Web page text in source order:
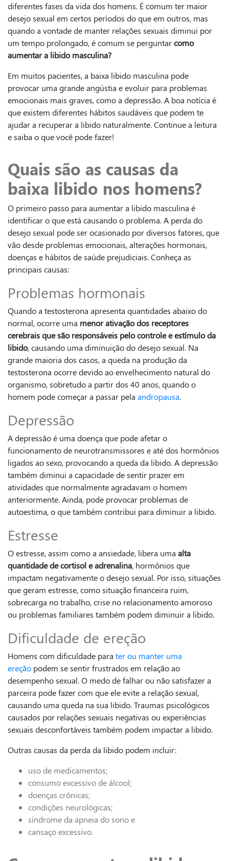
diferentes fases da vida dos homens. É comum ter maior
desejo sexual em certos períodos do que em outros, mas
quando a vontade de manter relações sexuais diminui por
um tempo prolongado, é comum se perguntarcomo
aumentar a libido masculina?
Em muitos pacientes, a baixa libido masculina pode
provocar uma grande angústia e evoluir para problemas
emocionais mais graves, como a depressão. A boa notícia é
que existem diferentes hábitos saudáveis que podem te
ajudar a recuperar a libido naturalmente. Continue a leitura
e saiba o que você pode fazer!
Quais são as causas da
baixa libido nos homens?
O primeiro passo para aumentar a libido masculina é
identificar o que está causando o problema. A perda do
desejo sexual pode ser ocasionado por diversos fatores, que
vão desde problemas emocionais, alterações hormonais,
doenças e hábitos de saúde prejudiciais. Conheça as
principais causas:
Problemas hormonais
Quando a testosterona apresenta quantidades abaixo do
normal, ocorre uma menor ativação dos receptores
cerebrais que são responsáveis pelo controle e estímulo da
libido, causando uma diminuição do desejo sexual. Na
grande maioria dos casos, a queda na produção da
testosterona ocorre devido ao envelhecimento natural do
organismo, sobretudo a partir dos 40 anos, quando o
homem pode começar a passar pela andropausa.
Depressão
A depressão é uma doença que pode afetar o
funcionamento de neurotransmissores e até dos hormônios
ligados ao sexo, provocando a queda da libido. A depressão
também diminui a capacidade de sentir prazer em
atividades que normalmente agradavam o homem
anteriormente. Ainda, pode provocar problemas de
autoestima, o que também contribui para diminuir a libido.
Estresse
O estresse, assim como a ansiedade, libera uma alta
quantidade de cortisol e adrenalina, hormônios que
impactam negativamente o desejo sexual. Por isso, situações
que geram estresse, como situação financeira ruim,
sobrecarga no trabalho, crise no relacionamento amoroso
ou problemas familiares também podem diminuir a libido.
Dificuldade de ereção
Homens com dificuldade para ter ou manter uma
ereção podem se sentir frustrados em relação ao
desempenho sexual. O medo de falhar ou não satisfazer a
parceira pode fazer com que ele evite a relação sexual,
causando uma queda na sua libido. Traumas psicológicos
causados por relações sexuais negativas ou experiências
sexuais desconfortáveis também podem impactar a libido.
Outras causas da perda da libido podem incluir:
uso de medicamentos;
consumo excessivo de álcool;
doenças crônicas;
condições neurológicas;
síndrome da apneia do sono e
cansaço excessivo.